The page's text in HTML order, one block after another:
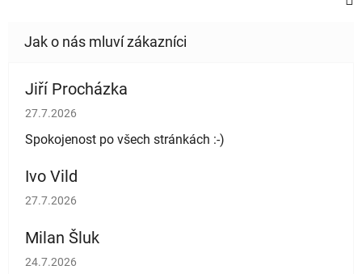
Jiří Procházka
Hodnocení obchodu je 5 z 5 hvězdiček.
27.7.2026
Spokojenost po všech stránkách :-)
Ivo Vild
Hodnocení obchodu je 5 z 5 hvězdiček.
27.7.2026
Milan Šluk
Hodnocení obchodu je 5 z 5 hvězdiček.
24.7.2026